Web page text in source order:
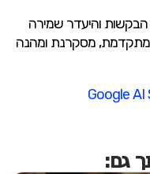
והיעדר שמירה
מתקדמת, מסקרנת ומהנה
גם: